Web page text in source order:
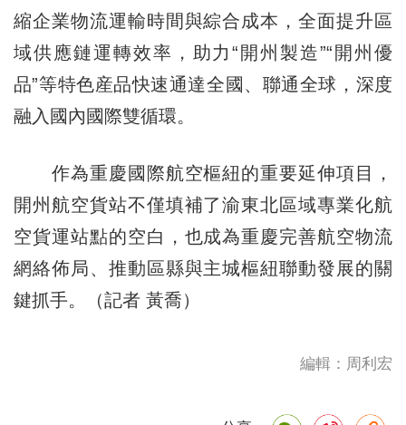
縮企業物流運輸時間與綜合成本，全面提升區
域供應鏈運轉效率，助力“開州製造”“開州優
品”等特色産品快速通達全國、聯通全球，深度
融入國內國際雙循環。
作為重慶國際航空樞紐的重要延伸項目，
開州航空貨站不僅填補了渝東北區域專業化航
空貨運站點的空白，也成為重慶完善航空物流
網絡佈局、推動區縣與主城樞紐聯動發展的關
鍵抓手。（記者 黃喬）
編輯：周利宏